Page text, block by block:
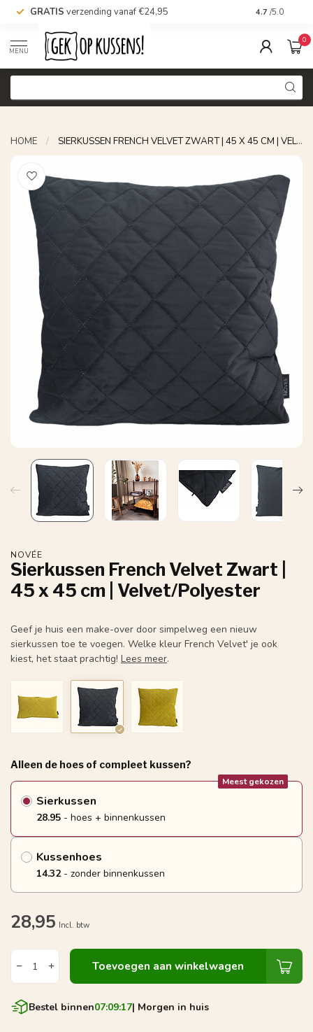
GRATIS verzending vanaf €24,95 Voor 16.00
4.7 /5.0
MENU
0
HOME / SIERKUSSEN FRENCH VELVET ZWART | 45 X 45 CM | VELVET/POLYESTER
NOVÉE
Sierkussen French Velvet Zwart |
45 x 45 cm | Velvet/Polyester
Geef je huis een make-over door simpelweg een nieuw
sierkussen toe te voegen. Welke kleur French Velvet' je ook
kiest, het staat prachtig! Lees meer.
Alleen de hoes of compleet kussen?
Sierkussen
Meest gekozen
28.95 - hoes + binnenkussen
Kussenhoes
14.32- zonder binnenkussen
28,95 Incl. btw
Toevoegen aan winkelwagen
Bestel binnen07:09:17| Morgen in huis